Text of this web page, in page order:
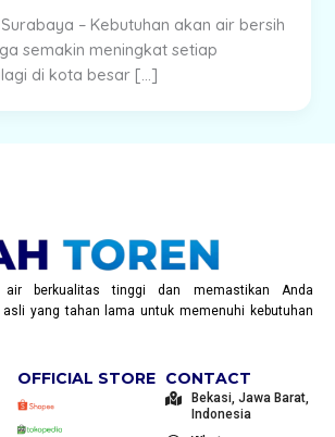
– Kebutuhan akan air bersih
semakin meningkat setiap
di kota besar […]
air berkualitas tinggi dan memastikan Anda
asli yang tahan lama untuk memenuhi kebutuhan
OFFICIAL STORE CONTACT
Bekasi, Jawa Barat,
Indonesia